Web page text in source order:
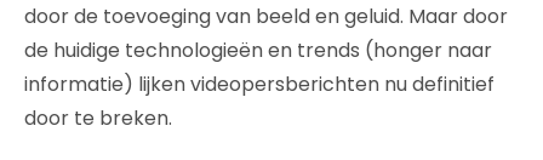
door de toevoeging van beeld en geluid. Maar door
de huidige technologieën en trends (honger naar
informatie) lijken videopersberichten nu definitief
door te breken.